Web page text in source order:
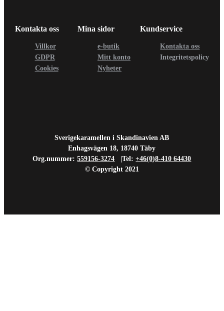
Kontakta oss
Villkor
GDPR
Cookies
Mina sidor
e-butik
Mitt konto
Nyheter
Kundservice
Kontakta oss
Integritetspolicy
Sverigekaramellen i Skandinavien AB
Enhagsvägen 18, 18740 Täby
Org.nummer:559156-3274 |Tel:+46(0)8-410 64430
© Copyright 2021